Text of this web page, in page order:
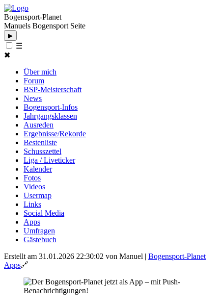
Bogensport-Planet
Manuels Bogensport Seite
▶
☰
✖
Über mich
Forum
BSP-Meisterschaft
News
Bogensport-Infos
Jahrgangsklassen
Ausreden
Ergebnisse/Rekorde
Bestenliste
Schusszettel
Liga / Liveticker
Kalender
Fotos
Videos
Usermap
Links
Social Media
Apps
Umfragen
Gästebuch
Erstellt am 31.01.2026 22:30:02 von Manuel | Bogensport-Planet
Apps🔗